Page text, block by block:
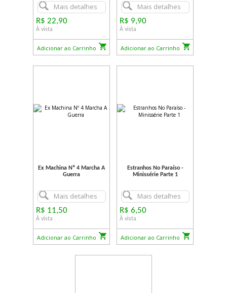
Mais detalhes
R$ 22,90
À vista
Adicionar ao Carrinho
Mais detalhes
R$ 9,90
À vista
Adicionar ao Carrinho
Ex Machina Nº 4 Marcha A
Guerra
Mais detalhes
R$ 11,50
À vista
Adicionar ao Carrinho
Estranhos No Paraíso -
Minissérie Parte 1
Mais detalhes
R$ 6,50
À vista
Adicionar ao Carrinho